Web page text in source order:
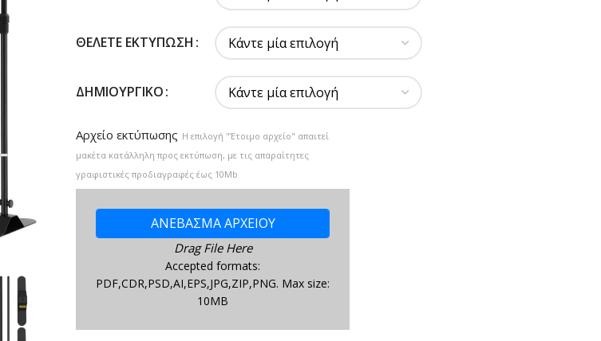
ΘΈΛΕΤΕ ΕΚΤΎΠΩΣΗ
ΔΗΜΙΟΥΡΓΙΚΌ
Αρχείο εκτύπωσης Η επιλογή "Έτοιμο αρχείο" απαιτεί
μακέτα κατάλληλη προς εκτύπωση, με τις απαραίτητες
γραφιστικές προδιαγραφές έως 10Mb
ΑΝΕΒΑΣΜΑ ΑΡΧΕΙΟΥ
Drag File Here
Accepted formats:
PDF,CDR,PSD,AI,EPS,JPG,ZIP,PNG. Max size:
10MB